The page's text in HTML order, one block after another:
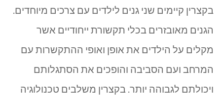
בקצרין קיימים שני גנים לילדים עם צרכים מיוחדים.
הגנים מאובזרים בכלי תקשורת ייחודיים אשר
מקלים על הילדים את אופן ואופי ההתקשרות עם
המרחב ועם הסביבה והופכים את הסתגלותם
ויכולתם לגבוהה יותר. בקצרין משלבים טכנולוגיה